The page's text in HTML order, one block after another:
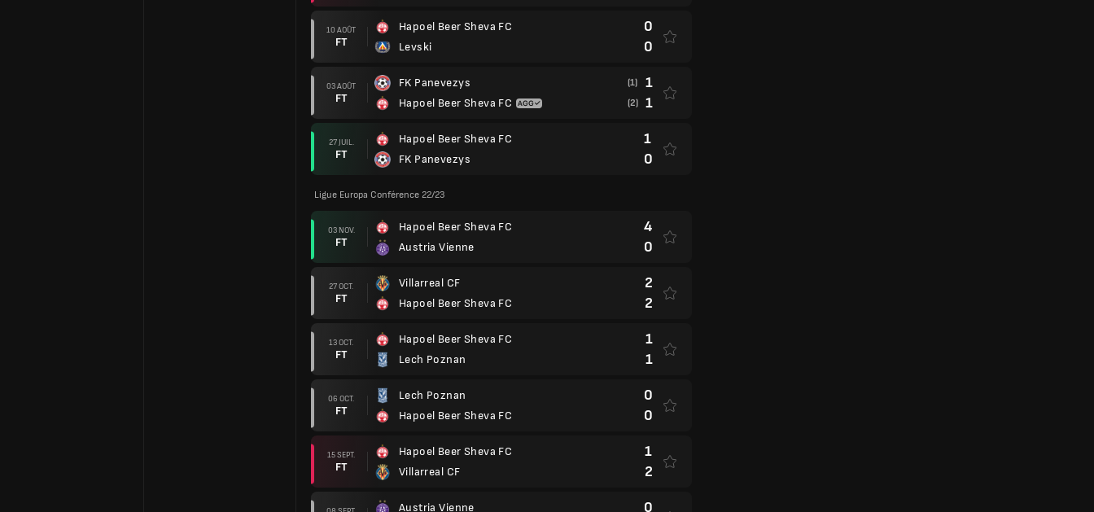
10 AOÛT
FT
Hapoel Beer Sheva FC
Levski
0
0
03 AOÛT
FT
FK Panevezys
Hapoel Beer Sheva FC
(1) 1
(2) 1
27 JUIL.
FT
Hapoel Beer Sheva FC
FK Panevezys
1
0
Ligue Europa Conférence 22/23
03 NOV.
FT
Hapoel Beer Sheva FC
Austria Vienne
4
0
27 OCT.
FT
Villarreal CF
Hapoel Beer Sheva FC
2
2
13 OCT.
FT
Hapoel Beer Sheva FC
Lech Poznan
1
1
06 OCT.
FT
Lech Poznan
Hapoel Beer Sheva FC
0
0
15 SEPT.
FT
Hapoel Beer Sheva FC
Villarreal CF
1
2
Austria Vienne
0